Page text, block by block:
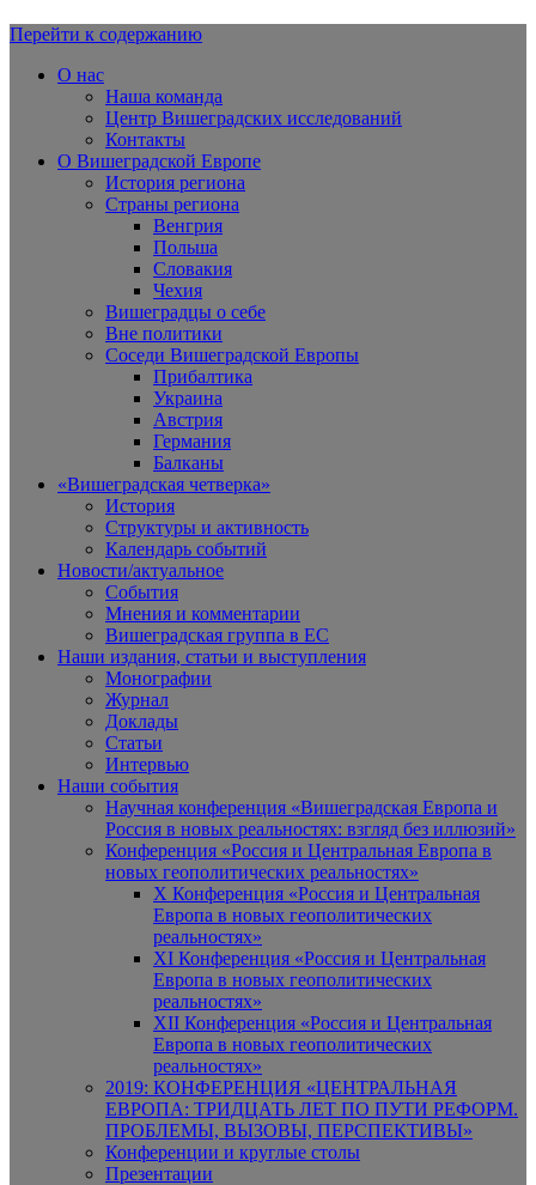
Вишеградская Европа
Перейти к содержанию
О нас
Наша команда
Центр Вишеградских исследований
Контакты
О Вишеградской Европе
История региона
Страны региона
Венгрия
Польша
Словакия
Чехия
Вишеградцы о себе
Вне политики
Соседи Вишеградской Европы
Прибалтика
Украина
Австрия
Германия
Балканы
«Вишеградская четверка»
История
Структуры и активность
Календарь событий
Новости/актуальное
События
Мнения и комментарии
Вишеградская группа в ЕС
Наши издания, статьи и выступления
Монографии
Журнал
Доклады
Статьи
Интервью
Наши события
Научная конференция «Вишеградская Европа и
Россия в новых реальностях: взгляд без иллюзий»
Конференция «Россия и Центральная Европа в
новых геополитических реальностях»
X Конференция «Россия и Центральная
Европа в новых геополитических
реальностях»
XI Конференция «Россия и Центральная
Европа в новых геополитических
реальностях»
XII Конференция «Россия и Центральная
Европа в новых геополитических
реальностях»
2019: КОНФЕРЕНЦИЯ «ЦЕНТРАЛЬНАЯ
ЕВРОПА: ТРИДЦАТЬ ЛЕТ ПО ПУТИ РЕФОРМ.
ПРОБЛЕМЫ, ВЫЗОВЫ, ПЕРСПЕКТИВЫ»
Конференции и круглые столы
Презентации